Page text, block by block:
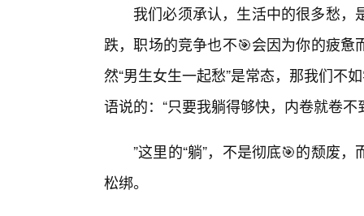
我们必须承认，生活中的很多愁
跌，职场的竞争也不🎯会因为你的疲
然“男生女生一起愁”是常态，那我们不
语说的：“只要我躺得够快，内卷就卷不
”这里的“躺”，不是彻底🎯的颓废
松绑。